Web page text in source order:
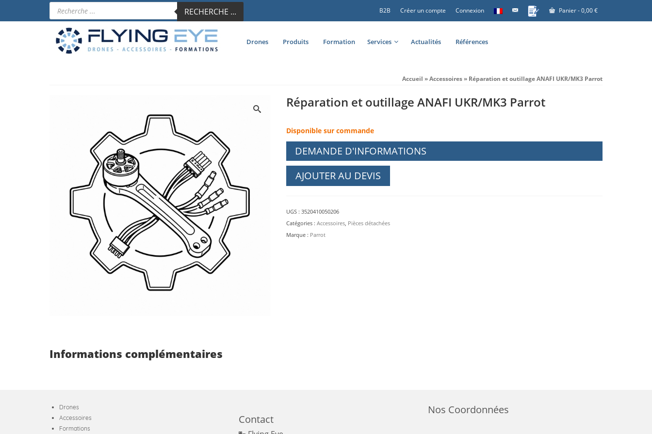
B2B Créer un compte Connexion Panier-0,00€
Recherche
de
produits
RECHERCHE ...
Drones Produits Formation Services Actualités Références
Accueil »Accessoires» Réparation et outillage ANAFI UKR/MK3 Parrot
Réparation et outillage ANAFI UKR/MK3 Parrot
Disponible sur commande
DEMANDE D'INFORMATIONS
AJOUTER AU DEVIS
UGS : 3520410050206
Catégories : Accessoires, Pièces détachées
Marque : Parrot
Informations complémentaires
Drones
Accessoires
Formations
Contact
Nos Coordonnées